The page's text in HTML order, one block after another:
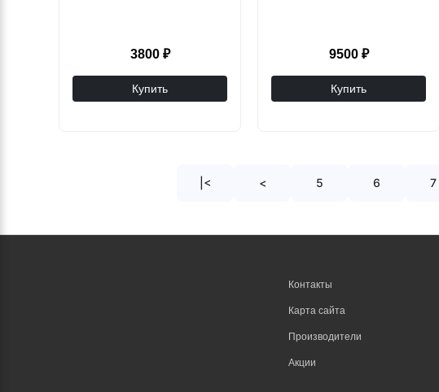
3800 ₽
Купить
9500 ₽
Купить
|< < 5 6 7
Контакты
Карта сайта
Производители
Акции